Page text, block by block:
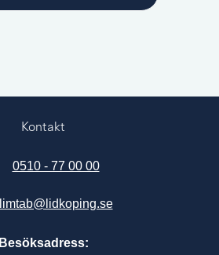
Kontakt
0510 - 77 00 00
limtab@lidkoping.se
Besöksadress: